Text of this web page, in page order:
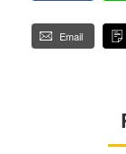
Email